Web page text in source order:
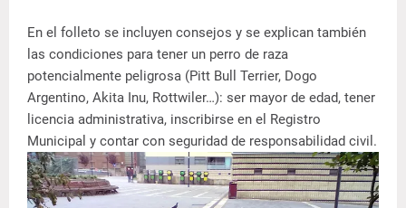
En el folleto se incluyen consejos y se explican también
las condiciones para tener un perro de raza
potencialmente peligrosa (Pitt Bull Terrier, Dogo
Argentino, Akita Inu, Rottwiler…): ser mayor de edad, tener
licencia administrativa, inscribirse en el Registro
Municipal y contar con seguridad de responsabilidad civil.